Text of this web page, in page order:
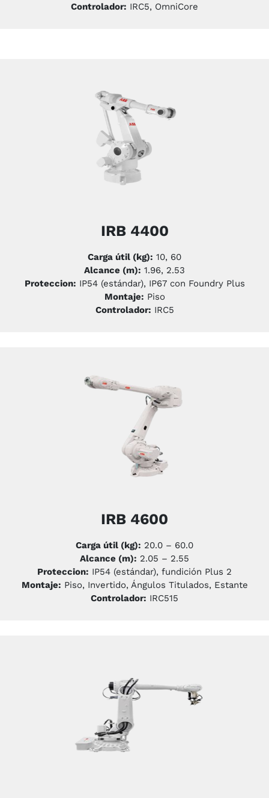
Controlador: IRC5, OmniCore
IRB 4400
Carga útil (kg): 10, 60
Alcance (m): 1.96, 2.53
Proteccion: IP54 (estándar), IP67 con Foundry Plus
Montaje: Piso
Controlador: IRC5
IRB 4600
Carga útil (kg): 20.0 – 60.0
Alcance (m): 2.05 – 2.55
Proteccion: IP54 (estándar), fundición Plus 2
Montaje: Piso, Invertido, Ángulos Titulados, Estante
Controlador: IRC515